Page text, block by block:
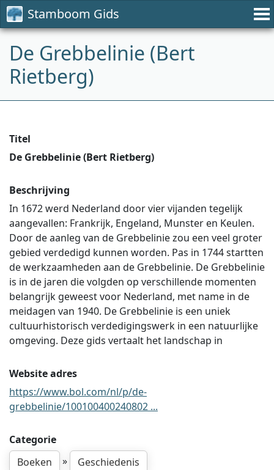
Stamboom Gids
De Grebbelinie (Bert
Rietberg)
Titel
De Grebbelinie (Bert Rietberg)
Beschrijving
In 1672 werd Nederland door vier vijanden tegelijk
aangevallen: Frankrijk, Engeland, Munster en Keulen.
Door de aanleg van de Grebbelinie zou een veel groter
gebied verdedigd kunnen worden. Pas in 1744 startten
de werkzaamheden aan de Grebbelinie. De Grebbelinie
is in de jaren die volgden op verschillende momenten
belangrijk geweest voor Nederland, met name in de
meidagen van 1940. De Grebbelinie is een uniek
cultuurhistorisch verdedigingswerk in een natuurlijke
omgeving. Deze gids vertaalt het landschap in
Website adres
https://www.bol.com/nl/p/de-
grebbelinie/100100400240802 ...
Categorie
Boeken
» Geschiedenis